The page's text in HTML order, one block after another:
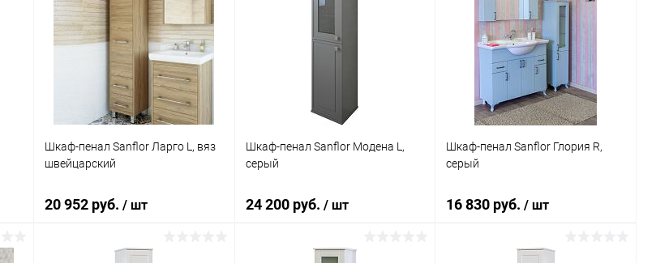
Купить в 1 клик Сравнение
В избранное Под заказ
Купить в 1 клик Купить в 1 клик Сравнение
В избранное
Шкаф-пенал Sanflor Ларго L, вяз
швейцарский
20 952 руб. / шт
Шкаф-пенал Sanflor Модена L,
серый
24 200 руб. / шт
Шкаф-пенал Sanflor Глория R,
серый
16 830 руб./ шт